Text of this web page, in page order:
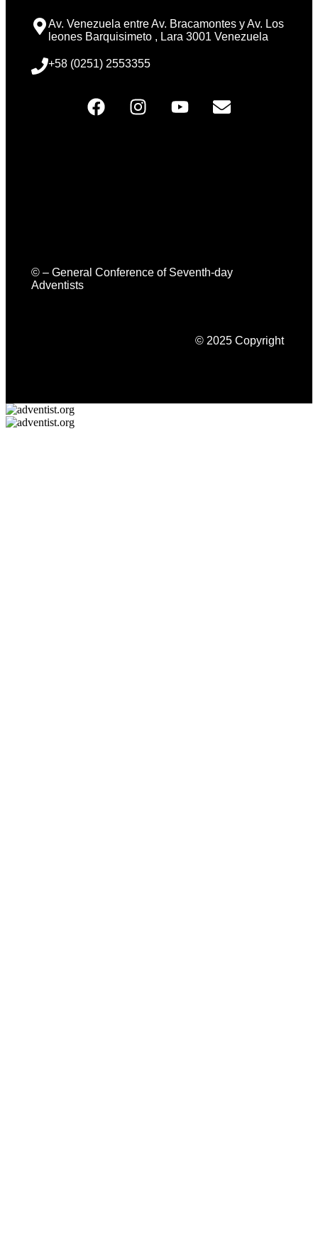
Av. Venezuela entre Av. Bracamontes y Av. Los
leones Barquisimeto , Lara 3001 Venezuela
+58 (0251) 2553355
© – General Conference of Seventh-day
Adventists
© 2025 Copyright